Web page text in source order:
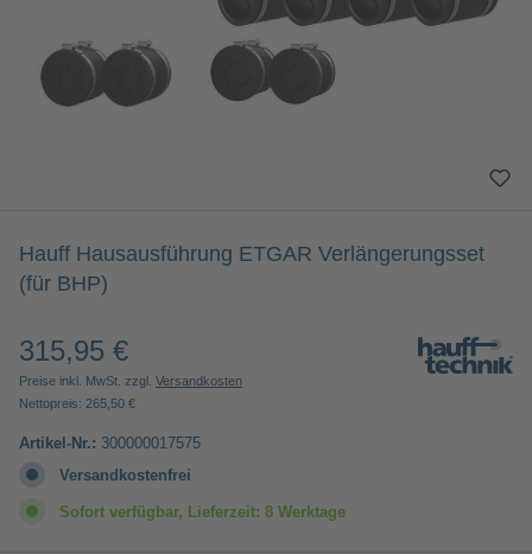
Hauff Hausausführung ETGAR Verlängerungsset
(für BHP)
Regulärer Preis:
315,95 €
Preise inkl. MwSt. zzgl. Versandkosten
Nettopreis: 265,50 €
Artikel-Nr.: 300000017575
Versandkostenfrei
Sofort verfügbar, Lieferzeit: 8 Werktage